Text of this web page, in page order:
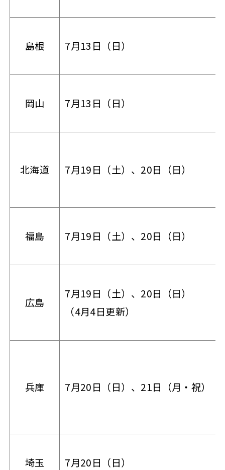
島根 7月13日（日）
岡山 7月13日（日）
北海道 7月19日（土）、20日（日）
福島 7月19日（土）、20日（日）
広島
7月19日（土）、20日（日）
（4月4日更新）
兵庫 7月20日（日）、21日（月・祝）
埼玉 7月20日（日）